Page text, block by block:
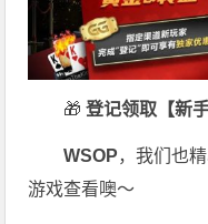
🎁 登记领取【新
WSOP，我们也
游戏查看噢～